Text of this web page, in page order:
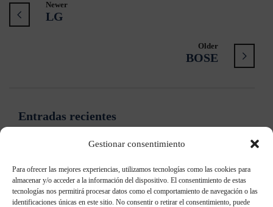
Gestionar consentimiento
Para ofrecer las mejores experiencias, utilizamos tecnologías como las cookies para
almacenar y/o acceder a la información del dispositivo. El consentimiento de estas
tecnologías nos permitirá procesar datos como el comportamiento de navegación o las
identificaciones únicas en este sitio. No consentir o retirar el consentimiento, puede
Newer
LG
Older
BOSE
Entradas recientes
Signage”
Samsung patenta un televisor holográfico